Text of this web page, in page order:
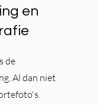
en
de
Al dan niet